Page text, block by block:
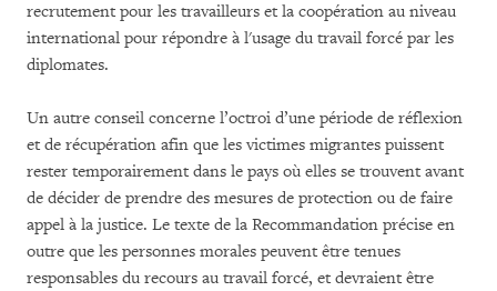
recrutement pour les travailleurs et la coopération au niveau
international pour répondre à l'usage du travail forcé par les
diplomates.
Un autre conseil concerne l’octroi d’une période de réflexion
et de récupération afin que les victimes migrantes puissent
rester temporairement dans le pays où elles se trouvent avant
de décider de prendre des mesures de protection ou de faire
appel à la justice. Le texte de la Recommandation précise en
outre que les personnes morales peuvent être tenues
responsables du recours au travail forcé, et devraient être